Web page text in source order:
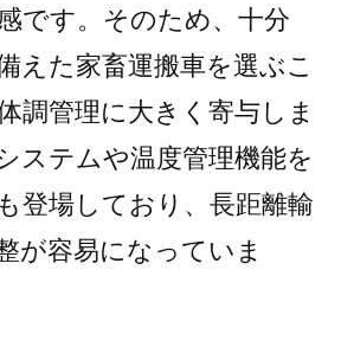
です。そのため、十分
えた家畜運搬車を選ぶこ
調管理に大きく寄与しま
ステムや温度管理機能を
登場しており、長距離輸
が容易になっていま